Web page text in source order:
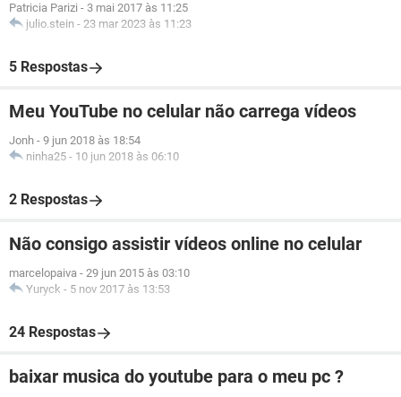
Patricia Parizi - 3 mai 2017 às 11:25
julio.stein - 23 mar 2023 às 11:23
5 Respostas
Meu YouTube no celular não carrega vídeos
Jonh - 9 jun 2018 às 18:54
ninha25 - 10 jun 2018 às 06:10
2 Respostas
Não consigo assistir vídeos online no celular
marcelopaiva - 29 jun 2015 às 03:10
Yuryck - 5 nov 2017 às 13:53
24 Respostas
baixar musica do youtube para o meu pc ?